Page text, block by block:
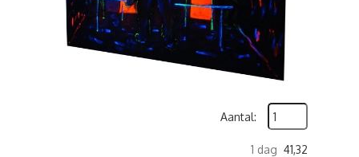
Aantal:
1 dag 41,32